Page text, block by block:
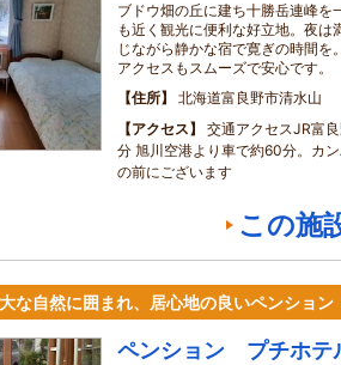
ブドウ畑の丘に建ち十勝岳連峰を
も近く観光に便利な好立地。夜は
じながら静かな宿で寛ぎの時間を
アクセスもスムーズで安心です。
住所
北海道富良野市清水山
アクセス
交通アクセスJR富
分 旭川空港より車で約60分。カ
の前にございます
この施
な自然に囲まれ、居心地の良いペンション
ペンション プチホ